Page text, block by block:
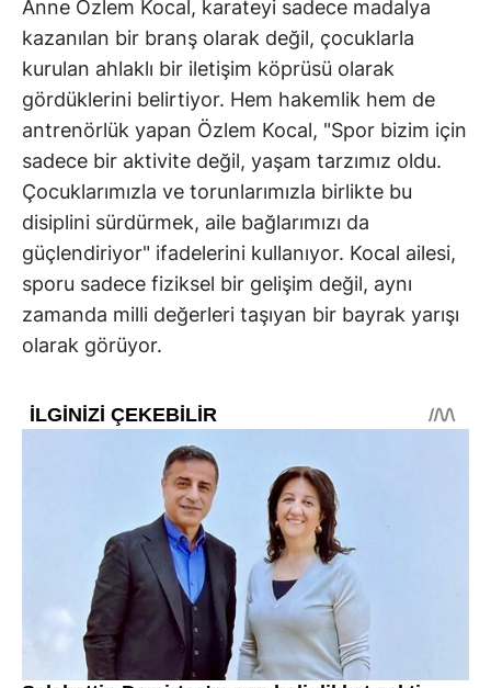
Anne Özlem Kocal, karateyi sadece madalya
kazanılan bir branş olarak değil, çocuklarla
kurulan ahlaklı bir iletişim köprüsü olarak
gördüklerini belirtiyor. Hem hakemlik hem de
antrenörlük yapan Özlem Kocal, "Spor bizim için
sadece bir aktivite değil, yaşam tarzımız oldu.
Çocuklarımızla ve torunlarımızla birlikte bu
disiplini sürdürmek, aile bağlarımızı da
güçlendiriyor" ifadelerini kullanıyor. Kocal ailesi,
sporu sadece fiziksel bir gelişim değil, aynı
zamanda milli değerleri taşıyan bir bayrak yarışı
olarak görüyor.